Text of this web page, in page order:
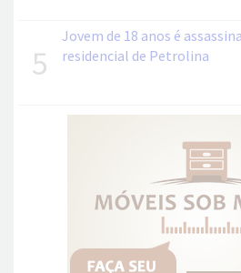
5
Jovem de 18 anos é
residencial de Petrolina